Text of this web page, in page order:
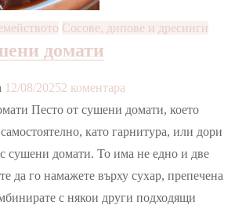
Сосове, дипове и дресинги
домати
12/08/20252 коментара
Песто
от
сушени
домати
Песто от сушени домати, което
като гарнитура, или дори
сушени домати. То има не едно и две
да го намажете върху сухар, препечена
с някои други подходящи